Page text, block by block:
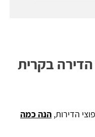
הדירה בקרית
הדירות, הנה כמה